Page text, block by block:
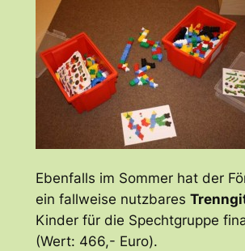
Ebenfalls im Sommer hat der
ein fallweise nutzbares
Kinder für die Spechtgruppe
(Wert: 466,- Euro).